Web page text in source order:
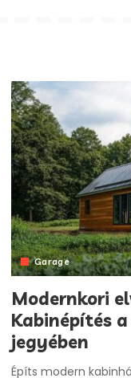
Garage
Modernkori
Kabinépítés
jegyében
Építs modern